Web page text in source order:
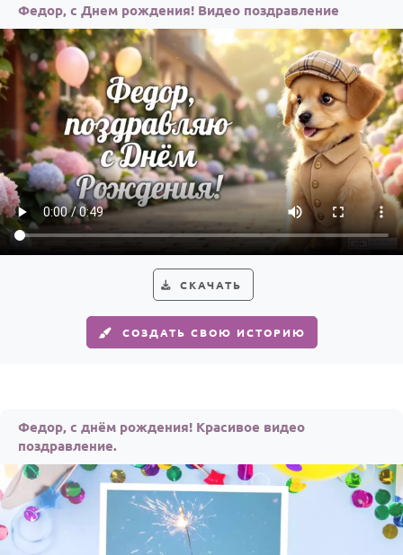
Детям
Все родственники
ПЕРСОНАЛЬНЫЕ
Пожелания
По именам
По годам
Федор, с Днем рождения! Видео поздравление
СКАЧАТЬ
СОЗДАТЬ СВОЮ ИСТОРИЮ
Федор, с днём рождения! Красивое видео
поздравление.